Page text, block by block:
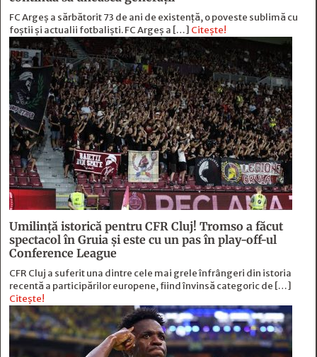
FC Argeș a sărbătorit 73 de ani de existență, o poveste sublimă cu
foștii și actualii fotbaliști. FC Argeș a […] Citește!
Umilință istorică pentru CFR Cluj! Tromso a făcut
spectacol în Gruia și este cu un pas în play-off-ul
Conference League
CFR Cluj a suferit una dintre cele mai grele înfrângeri din istoria
recentă a participărilor europene, fiind învinsă categoric de […]
Citește!